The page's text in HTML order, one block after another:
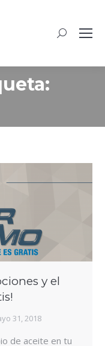
Buscar:
y el
31, 2018
de aceite en tu